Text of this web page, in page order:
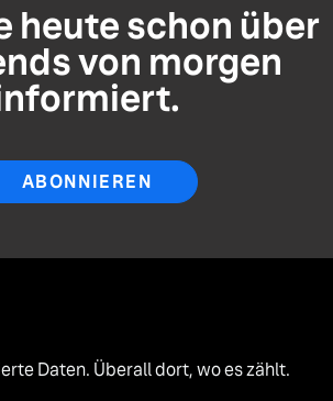
heute schon über
von morgen
ABONNIEREN
Daten. Überall dort, wo es zählt.